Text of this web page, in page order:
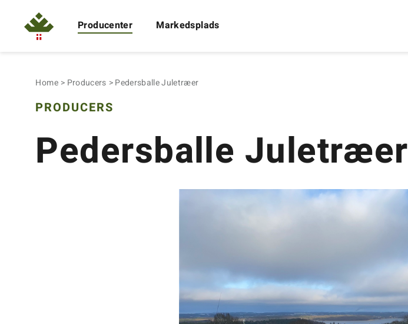
Producenter Markedsplads
Home Producers Pedersballe Juletræer
PRODUCERS
Pedersballe Juletræer